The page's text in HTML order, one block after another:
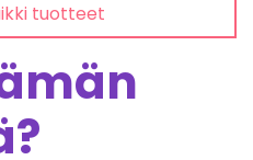
tuotteet